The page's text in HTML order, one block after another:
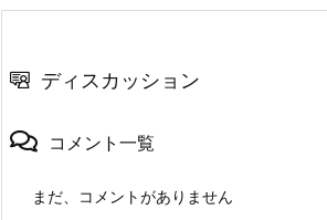
ディスカッション
コメント一覧
まだ、コメントがありません